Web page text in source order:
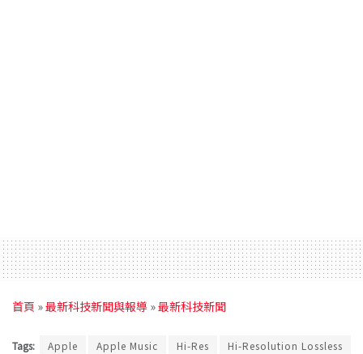
首頁 »最新科技新聞與報導 »最新科技新聞
Tags: Apple Apple Music Hi-Res Hi-Resolution Lossless